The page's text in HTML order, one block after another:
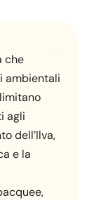
che
ambientali
agli
dell’Ilva,
e la